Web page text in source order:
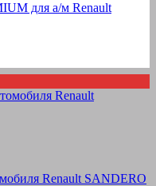
для а/м Renault
Renault SANDERO